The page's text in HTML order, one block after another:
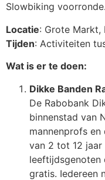
Slowbiking
Locatie: Grote Markt,
Tijden: Activiteiten
Wat is er te doen:
Dikke Banden
De Rabobank
binnenstad van
mannenprofs
van 2 tot 12
leeftijdsgenoten
gratis. Iedereen